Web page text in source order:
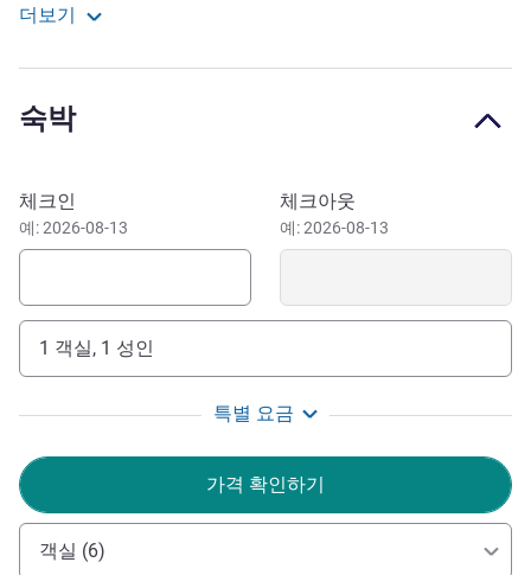
역사적인 테라스 상점이 있는 세벨 하버사이드 키아마는 완
Ideal for a weekend getaway, The Sebel Kiama is located
within a short walking distance to the famous Kiama
rooms are comfortable and spacious, offering town,
garden or ocean views. With access to our on-site 24/7
gym and our bar and bistro, Yves.
는 유명한 키아마 블로우홀, 역사적인 테라스 상점, 그리고
해변이 도보 거리에 위치하고 있어 주말 휴가에 이상적입니
다.
a pleasant stay and look forward to welcoming you to our
coastal hotel.
Craig Hardy 호텔 관리
더보기
숙박
이 호텔 예약하기
체크인
예: 2026-08-13
체크아웃
예: 2026-08-13
1 객실, 1 성인
특별 요금
가격 확인하기
객실 (6)